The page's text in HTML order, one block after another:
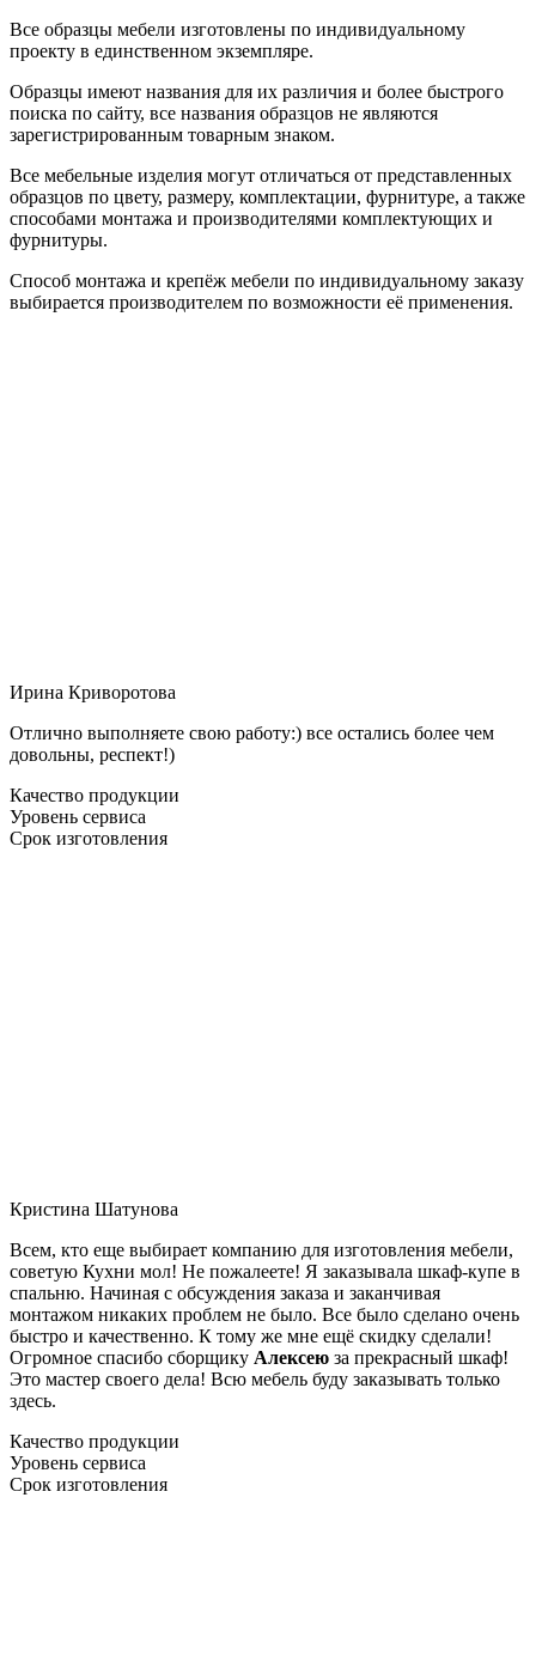
Все образцы мебели изготовлены по индивидуальному
проекту в единственном экземпляре.
Образцы имеют названия для их различия и более быстрого
поиска по сайту, все названия образцов не являются
зарегистрированным товарным знаком.
Все мебельные изделия могут отличаться от представленных
образцов по цвету, размеру, комплектации, фурнитуре, а также
способами монтажа и производителями комплектующих и
фурнитуры.
Способ монтажа и крепёж мебели по индивидуальному заказу
выбирается производителем по возможности её применения.
Ирина Криворотова
Отлично выполняете свою работу:) все остались более чем
довольны, респект!)
Качество продукции
Уровень сервиса
Срок изготовления
Кристина Шатунова
Всем, кто еще выбирает компанию для изготовления мебели,
советую Кухни мол! Не пожалеете! Я заказывала шкаф-купе в
спальню. Начиная с обсуждения заказа и заканчивая
монтажом никаких проблем не было. Все было сделано очень
быстро и качественно. К тому же мне ещё скидку сделали!
Огромное спасибо сборщику Алексею за прекрасный шкаф!
Это мастер своего дела! Всю мебель буду заказывать только
здесь.
Качество продукции
Уровень сервиса
Срок изготовления